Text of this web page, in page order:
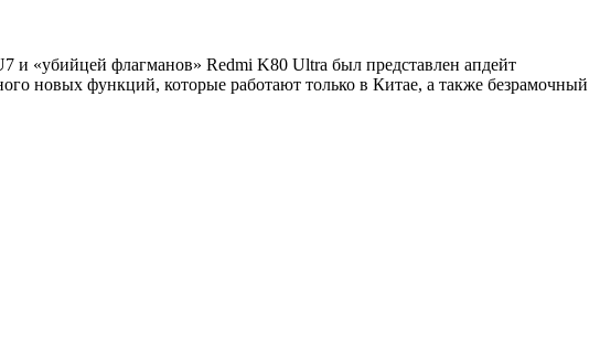
«убийцей флагманов» Redmi K80 Ultra был представлен апдейт
новых функций, которые работают только в Китае, а также безрамочный